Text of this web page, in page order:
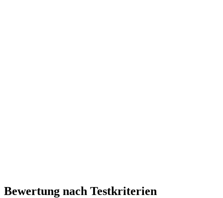
Bewertung nach Testkriterien